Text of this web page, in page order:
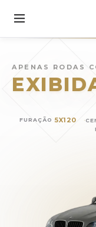
APENAS RODAS
FURAÇÃO 5X120